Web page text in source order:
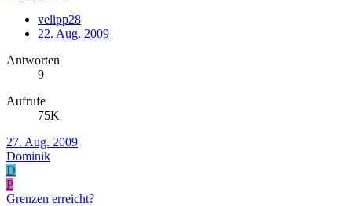
velipp28
22. Aug. 2009
Antworten
9
Aufrufe
75K
27. Aug. 2009
Dominik
D
P
Grenzen erreicht?